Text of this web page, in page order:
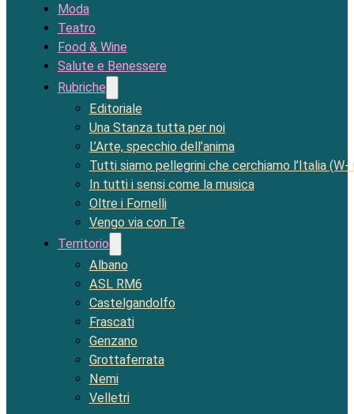
Moda
Teatro
Food & Wine
Salute e Benessere
Rubriche
Editoriale
Una Stanza tutta per noi
L’Arte, specchio dell’anima
Tutti siamo pellegrini che cerchiamo l’Italia (W-
In tutti i sensi come la musica
Oltre i Fornelli
Vengo via con Te
Territorio
Albano
ASL RM6
Castelgandolfo
Frascati
Genzano
Grottaferrata
Nemi
Velletri